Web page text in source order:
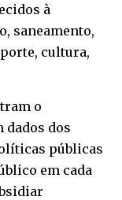
à
saneamento,
cultura,
o
dados dos
públicas
em cada